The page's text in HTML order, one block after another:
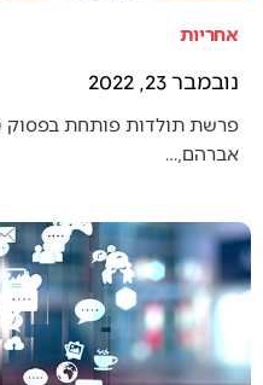
אחריות
נובמבר 23, 2022
פרשת תולדות פותחת בפסוק
אברהם,…